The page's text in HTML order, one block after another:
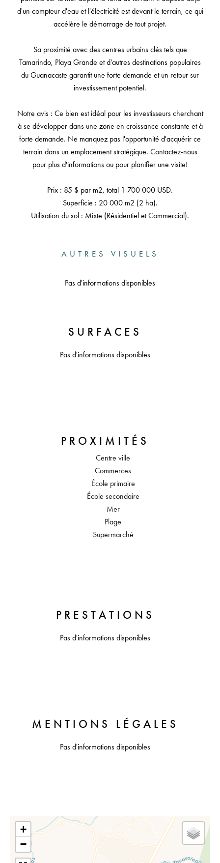
d'un compteur d'eau et l'électricité est devant le terrain, ce qui
accélère le démarrage de tout projet.
Sa proximité avec des centres urbains clés tels que
Tamarindo, Playa Grande et d'autres destinations populaires
du Guanacaste garantit une forte demande et un retour sur
investissement potentiel.
Notre avis : Ce bien est idéal pour les investisseurs cherchant
à se développer dans une zone en croissance constante et à
forte demande. Ne manquez pas l'opportunité d'acquérir ce
terrain dans un emplacement stratégique. Contactez-nous
pour plus d'informations ou pour planifier une visite!
Prix : 85 $ par m2, total 1 700 000 USD.
Superficie : 20 000 m2 (2 ha).
Utilisation du sol : Mixte (Résidentiel et Commercial).
AUTRES VISUELS
Pas d'informations disponibles
SURFACES
Pas d'informations disponibles
PROXIMITÉS
Centre ville
Commerces
École primaire
École secondaire
Mer
Plage
Supermarché
PRESTATIONS
Pas d'informations disponibles
MENTIONS LÉGALES
Pas d'informations disponibles
+
−